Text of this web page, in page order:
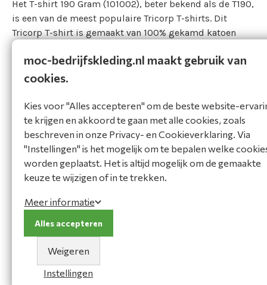
Het T-shirt 190 Gram (101002), beter bekend als de T190,
is een van de meest populaire Tricorp T-shirts. Dit
Tricorp T-shirt is gemaakt van 100% gekamd katoen
met een hoge kwaliteit met een doekgewicht van 190
gram. Het T-shirt is leverbaar in een brede maatrange en
dus ook in grote maten verkrijgbaar. De necktape en de
afwerking van de ronde hals. Bovendien zorgt dit voor
een lange levensduur van het T-shirt. Het T-shirt 190
Gram is te verkrijgen in maar liefst 13 representatieve
kleuren. De kleuren greymelange en antracitemelange
hebben een doeksamenstelling van 85% katoen en 15%
viscose, omdat dit gemêleerde kleuren zijn.
Vraag het onze expert!
van een keuze? Neem contact op met onze adviseur:
MOC Bedrijfskleding
moc-bedrijfskleding.nl maakt gebruik van
cookies.
Kies voor "Alles accepteren" om de beste website-
te krijgen en akkoord te gaan met alle cookies, zoals
beschreven in onze Privacy- en Cookieverklaring. Via
"Instellingen" is het mogelijk om te bepalen welke
worden geplaatst. Het is altijd mogelijk om de gemaakte
keuze te wijzigen of in te trekken.
Meer informatie
Instellingen
Weigeren
Alles accepteren